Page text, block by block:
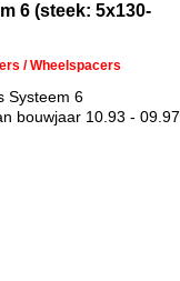
6 (steek: 5x130-
/ Wheelspacers
Systeem 6
bouwjaar 10.93 - 09.97